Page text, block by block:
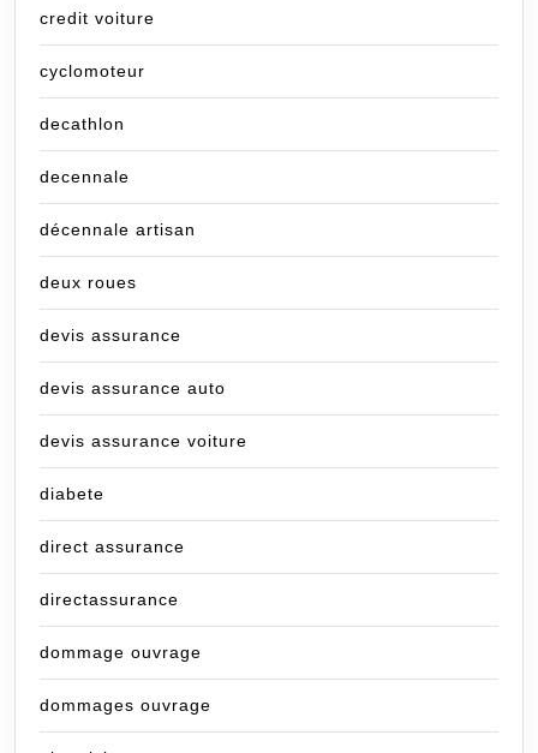
credit voiture
cyclomoteur
decathlon
decennale
décennale artisan
deux roues
devis assurance
devis assurance auto
devis assurance voiture
diabete
direct assurance
directassurance
dommage ouvrage
dommages ouvrage